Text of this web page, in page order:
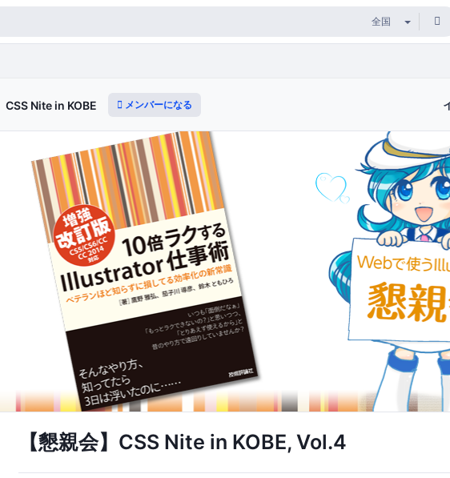
CSS Nite in KOBE メンバーになる
【懇親会】CSS Nite in KOBE, Vol.4